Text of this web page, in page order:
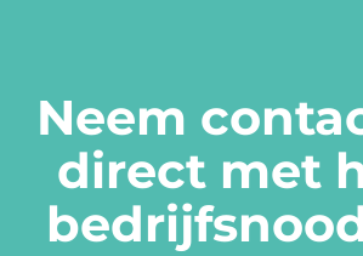
Neem
direct met